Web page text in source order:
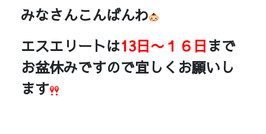
みなさんこんばんわ
エスエリートは13日〜１６日まで
お盆休みですので宜しくお願いし
ます